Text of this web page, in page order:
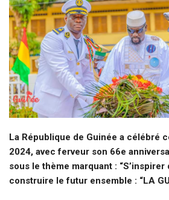
La République de Guinée a célébré
2024, avec ferveur son 66e
sous le thème marquant :
construire le futur ensemble : “LA